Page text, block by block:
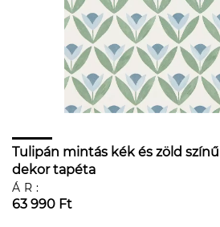
Tulipán mintás kék és zöld
dekor tapéta
ÁR:
63 990 Ft